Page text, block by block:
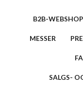
B2B-WEBSHOP
MESSER
SALGS-